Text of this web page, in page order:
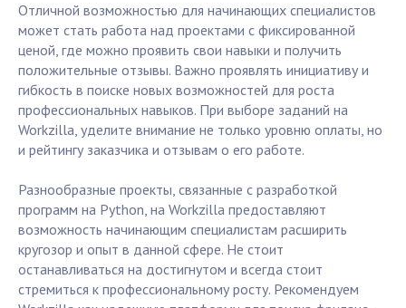
Отличной возможностью для начинающих специалистов
может стать работа над проектами с фиксированной
ценой, где можно проявить свои навыки и получить
положительные отзывы. Важно проявлять инициативу и
гибкость в поиске новых возможностей для роста
профессиональных навыков. При выборе заданий на
Workzilla, уделите внимание не только уровню оплаты, но
и рейтингу заказчика и отзывам о его работе.
Разнообразные проекты, связанные с разработкой
программ на Python, на Workzilla предоставляют
возможность начинающим специалистам расширить
кругозор и опыт в данной сфере. Не стоит
останавливаться на достигнутом и всегда стоит
стремиться к профессиональному росту. Рекомендуем